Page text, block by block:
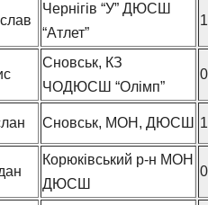
Чернігів “У” ДЮСШ
“Атлет”
Сновськ, КЗ
ЧОДЮСШ “Олімп”
Сновськ, МОН, ДЮСШ
Корюківський р-н МОН
ДЮСШ